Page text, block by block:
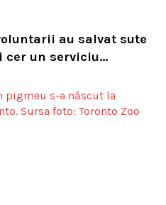
au salvat sute
cer un serviciu